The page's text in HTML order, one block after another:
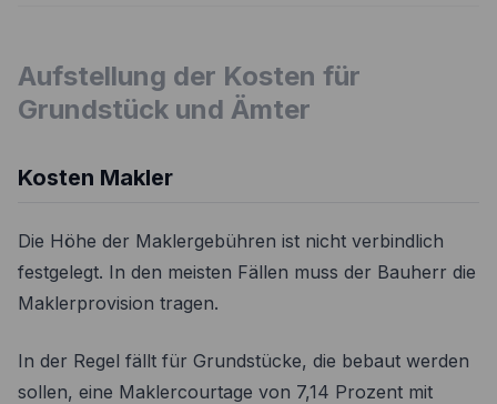
Aufstellung der Kosten für
Grundstück und Ämter
Kosten Makler
Die Höhe der Maklergebühren ist nicht verbindlich
festgelegt. In den meisten Fällen muss der Bauherr die
Maklerprovision tragen.
In der Regel fällt für Grundstücke, die bebaut werden
sollen, eine Maklercourtage von 7,14 Prozent mit